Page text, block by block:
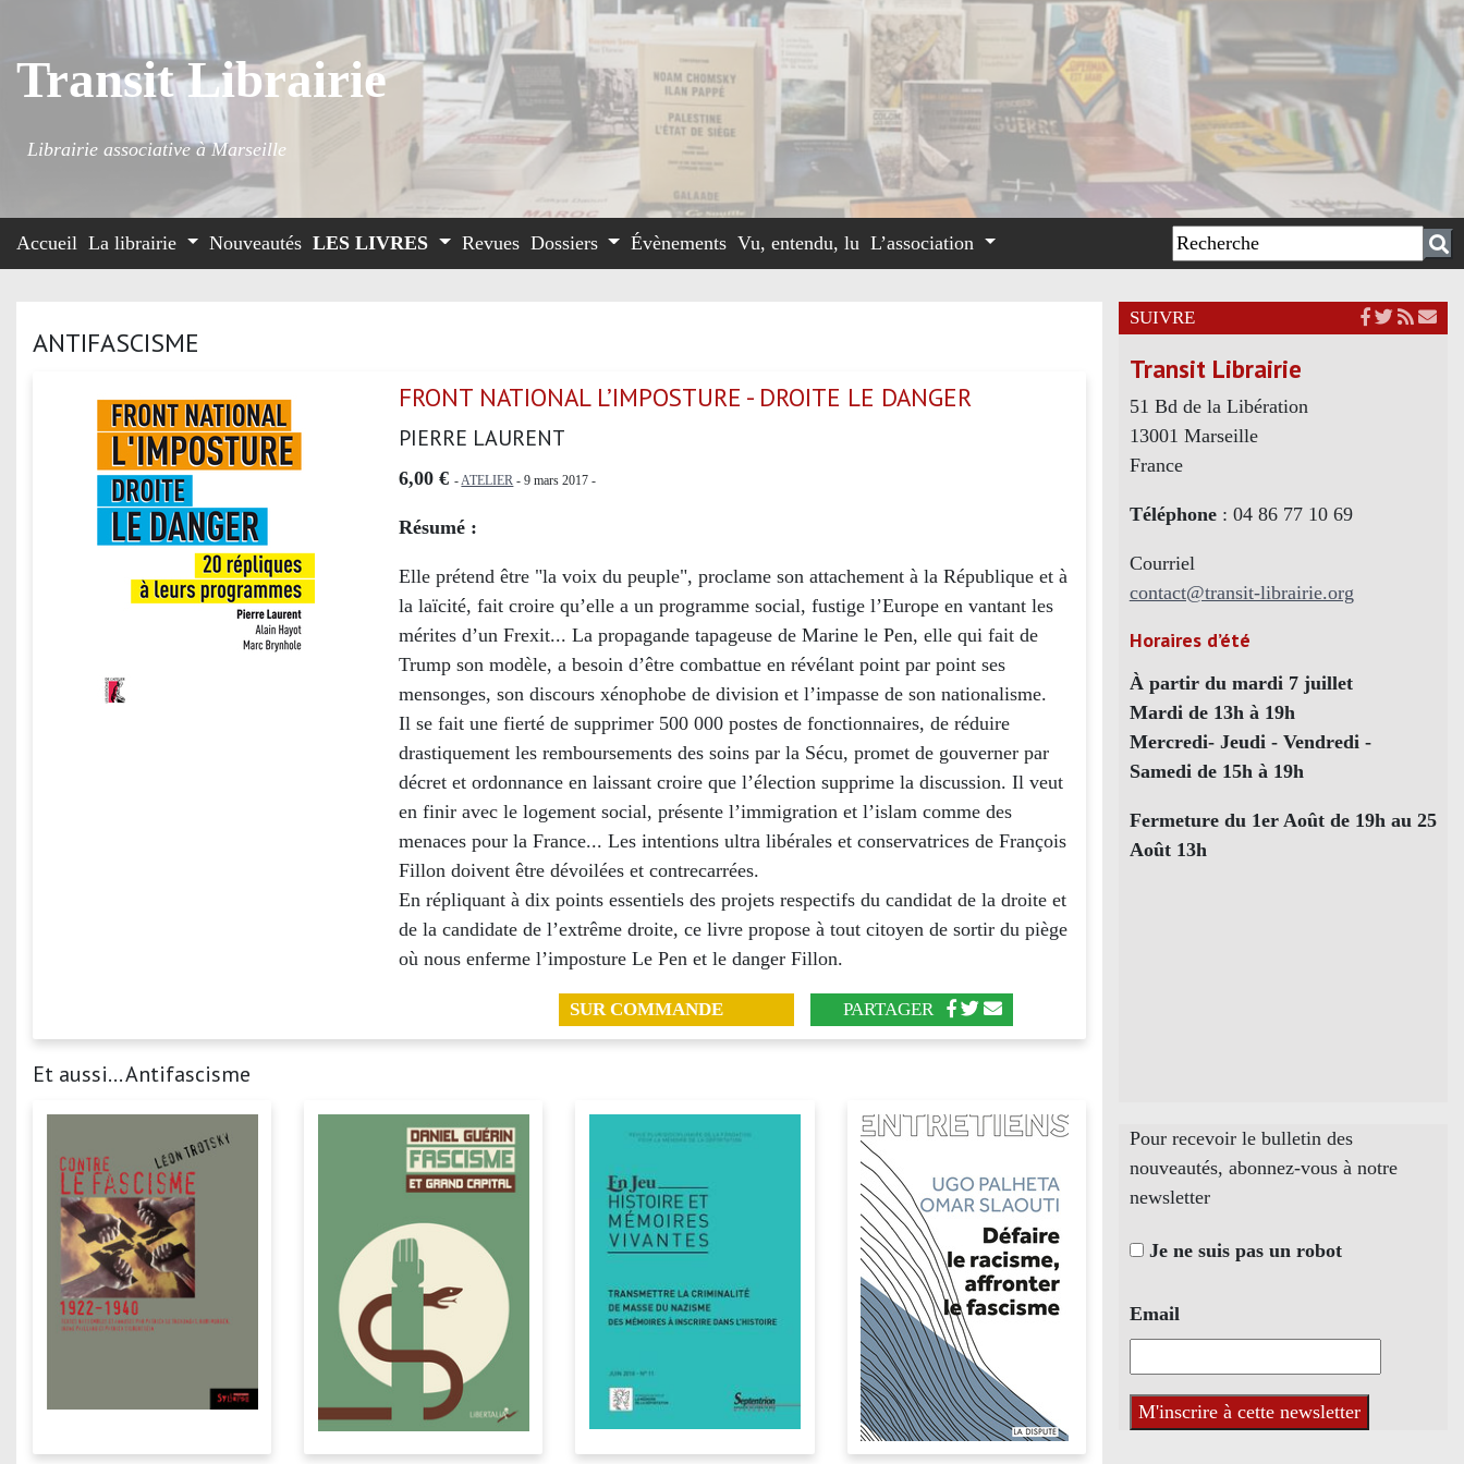
Transit Librairie
Librairie associative à Marseille
Accueil La librairie Nouveautés LES LIVRES Revues Dossiers Évènements Vu, entendu, lu L’association
ANTIFASCISME
FRONT NATIONAL L’IMPOSTURE - DROITE LE DANGER
PIERRE LAURENT
6,00 € - ATELIER - 9 mars 2017 -
Résumé :
Elle prétend être "la voix du peuple", proclame son attachement à la République et à
la laïcité, fait croire qu’elle a un programme social, fustige l’Europe en vantant les
mérites d’un Frexit... La propagande tapageuse de Marine le Pen, elle qui fait de
Trump son modèle, a besoin d’être combattue en révélant point par point ses
mensonges, son discours xénophobe de division et l’impasse de son nationalisme.
Il se fait une fierté de supprimer 500 000 postes de fonctionnaires, de réduire
drastiquement les remboursements des soins par la Sécu, promet de gouverner par
décret et ordonnance en laissant croire que l’élection supprime la discussion. Il veut
en finir avec le logement social, présente l’immigration et l’islam comme des
menaces pour la France... Les intentions ultra libérales et conservatrices de François
Fillon doivent être dévoilées et contrecarrées.
En répliquant à dix points essentiels des projets respectifs du candidat de la droite et
de la candidate de l’extrême droite, ce livre propose à tout citoyen de sortir du piège
où nous enferme l’imposture Le Pen et le danger Fillon.
SUR COMMANDE PARTAGER
Et aussi... Antifascisme
SUIVRE
Transit Librairie
51 Bd de la Libération
13001 Marseille
France
Téléphone: 04 86 77 10 69
Courriel
contact@transit-librairie.org
Horaires d’été
À partir du mardi 7 juillet
Mardi de 13h à 19h
Mercredi- Jeudi - Vendredi -
Samedi de 15h à 19h
Fermeture du 1er Août de 19h au 25
Août 13h
Pour recevoir le bulletin des
nouveautés, abonnez-vous à notre
newsletter
Je ne suis pas un robot
Email